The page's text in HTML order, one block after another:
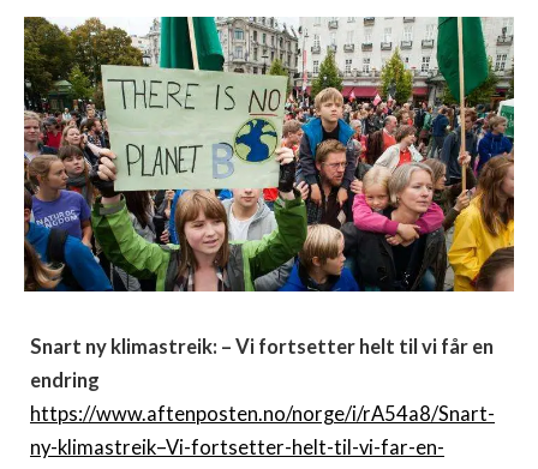
Snart ny klimastreik: – Vi fortsetter helt til vi får en
endring
https://www.aftenposten.no/norge/i/rA54a8/Snart-
ny-klimastreik–Vi-fortsetter-helt-til-vi-far-en-